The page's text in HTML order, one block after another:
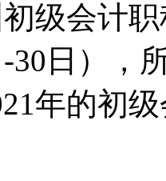
级会计
30日），
年的初